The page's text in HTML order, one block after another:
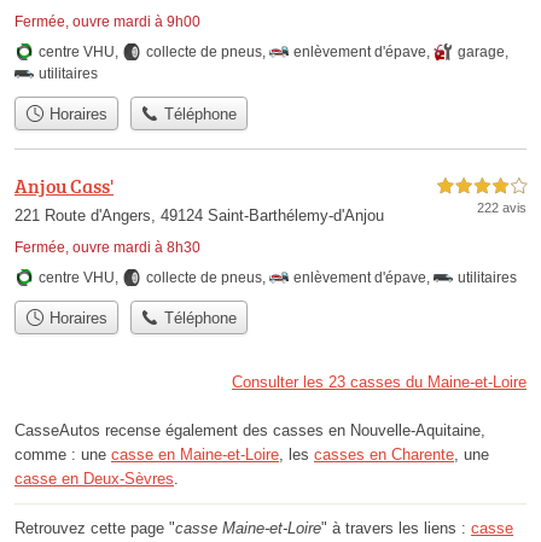
Fermée, ouvre mardi à 9h00
centre VHU collecte de pneus enlèvement d'épave garage
utilitaires
Horaires Téléphone
Anjou Cass'
221 Route d'Angers, 49124 Saint-Barthélemy-d'Anjou
Fermée, ouvre mardi à 8h30
4,0 étoiles sur 5
222 avis
centre VHU, collecte de pneus, enlèvement d'épave, utilitaires
Horaires Téléphone
Consulter les 23 casses du Maine-et-Loire
CasseAutos recense également des casses en Nouvelle-Aquitaine,
comme : une casse en Maine-et-Loire, les casses en Charente, une
casse en Deux-Sèvres.
Retrouvez cette page "casse Maine-et-Loire" à travers les liens : casse